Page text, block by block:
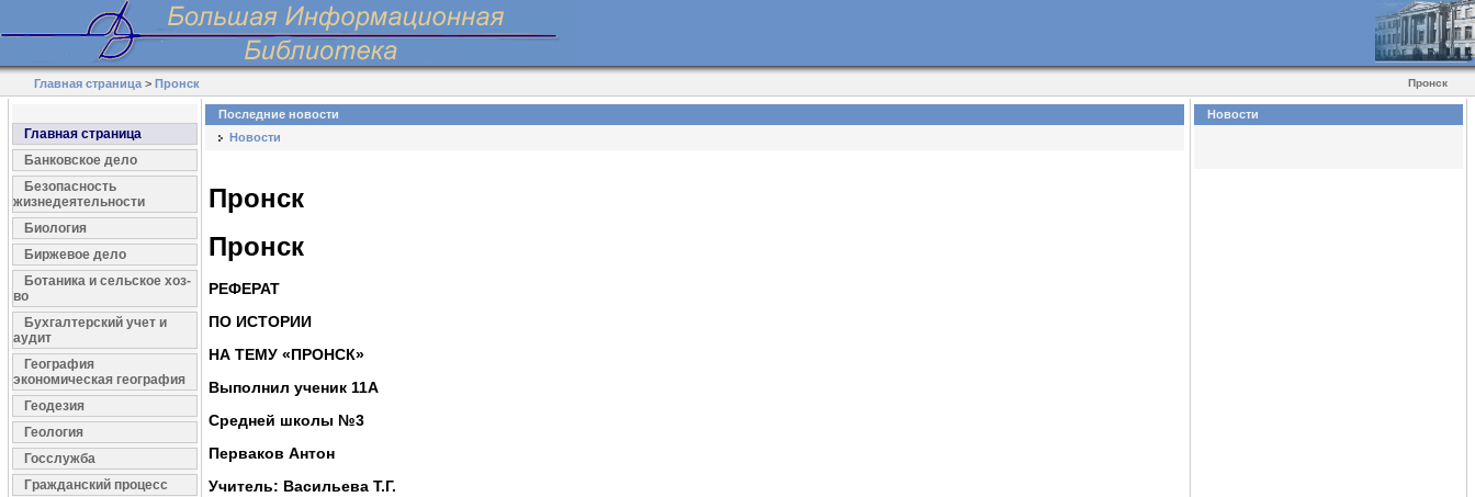
Главная страница >Пронск Пронск
Главная страница
Банковское дело
Безопасность
жизнедеятельности
Биология
Биржевое дело
Ботаника и сельское хоз-
во
Бухгалтерский учет и
аудит
География
экономическая география
Геодезия
Геология
Госслужба
Гражданский процесс
Последние новости
Новости
Пронск
Пронск
РЕФЕРАТ
ПО ИСТОРИИ
НА ТЕМУ «ПРОНСК»
Выполнил ученик 11А
Средней школы №3
Перваков Антон
Учитель: Васильева Т.Г.
Новости